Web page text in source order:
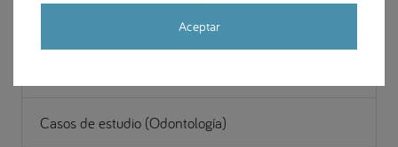
Casos de estudio (Odontología)
Aceptar